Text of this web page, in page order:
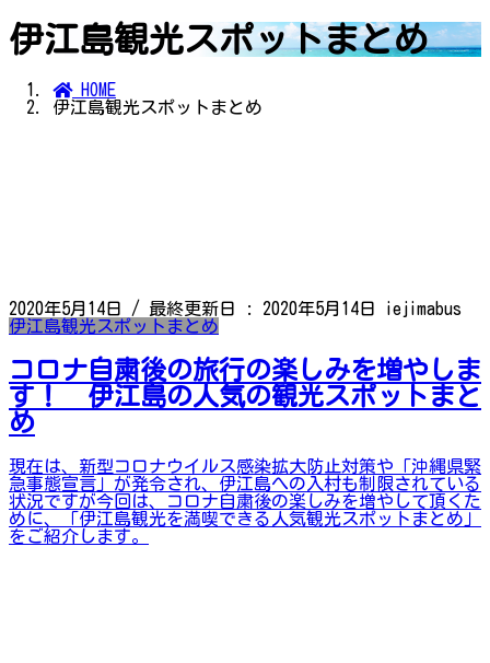
伊江島観光スポットまとめ
HOME
伊江島観光スポットまとめ
2020年5月14日 / 最終更新日 : 2020年5月14日
iejimabus
伊江島観光スポットまとめ
コロナ自粛後の旅行の楽しみを増やしま
す！ 伊江島の人気の観光スポットまと
め
現在は、新型コロナウイルス感染拡大防止対策や「沖縄県緊
急事態宣言」が発令され、伊江島への入村も制限されている
状況ですが今回は、コロナ自粛後の楽しみを増やして頂くた
めに、「伊江島観光を満喫できる人気観光スポットまとめ」
をご紹介します。